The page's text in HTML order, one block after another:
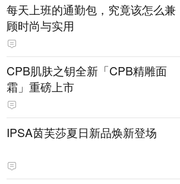
每天上班的通勤包，究竟该怎么兼
顾时尚与实用
CPB肌肤之钥全新「CPB精雕面
霜」重磅上市
IPSA茵芙莎夏日新品焕新登场